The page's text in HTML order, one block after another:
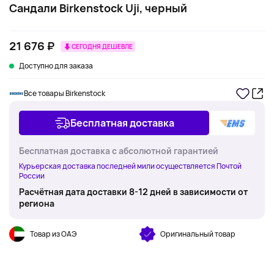
Сандали Birkenstock Uji, черный
21 676 ₽ СЕГОДНЯ ДЕШЕВЛЕ
Доступно для заказа
Все товары Birkenstock
Бесплатная доставка
Бесплатная доставка с абсолютной гарантией
Курьерская доставка последней мили осуществляется Почтой
России
Расчётная дата доставки 8-12 дней в зависимости от
региона
Товар из ОАЭ Оригинальный товар